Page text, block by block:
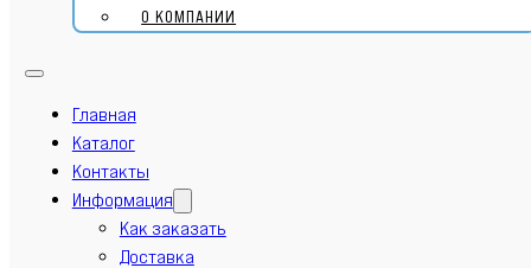
О КОМПАНИИ
Главная
Каталог
Контакты
Информация
Как заказать
Доставка